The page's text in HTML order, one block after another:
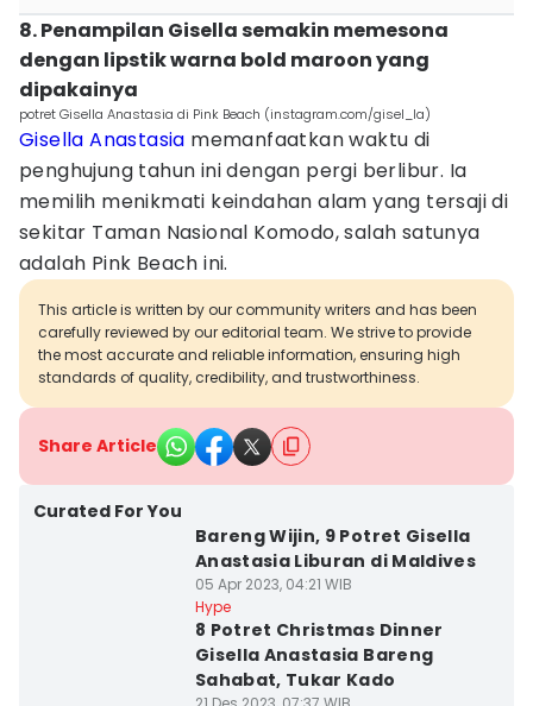
8. Penampilan Gisella semakin memesona
dengan lipstik warna bold maroon yang
dipakainya
potret Gisella Anastasia di Pink Beach (instagram.com/gisel_la)
Gisella Anastasia memanfaatkan waktu di
penghujung tahun ini dengan pergi berlibur. Ia
memilih menikmati keindahan alam yang tersaji di
sekitar Taman Nasional Komodo, salah satunya
adalah Pink Beach ini.
This article is written by our community writers and has been
carefully reviewed by our editorial team. We strive to provide
the most accurate and reliable information, ensuring high
standards of quality, credibility, and trustworthiness.
Share Article
Curated For You
Bareng Wijin, 9 Potret Gisella
Anastasia Liburan di Maldives
05 Apr 2023, 04:21 WIB
Hype
8 Potret Christmas Dinner
Gisella Anastasia Bareng
Sahabat, Tukar Kado